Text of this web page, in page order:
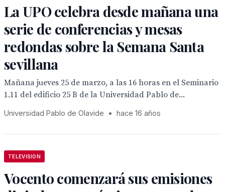
La UPO celebra desde mañana una
serie de conferencias y mesas
redondas sobre la Semana Santa
sevillana
Mañana jueves 25 de marzo, a las 16 horas en el Seminario
1.11 del edificio 25 B de la Universidad Pablo de...
Universidad Pablo de Olavide • hace 16 años
TELEVISION
Vocento comenzará sus emisiones